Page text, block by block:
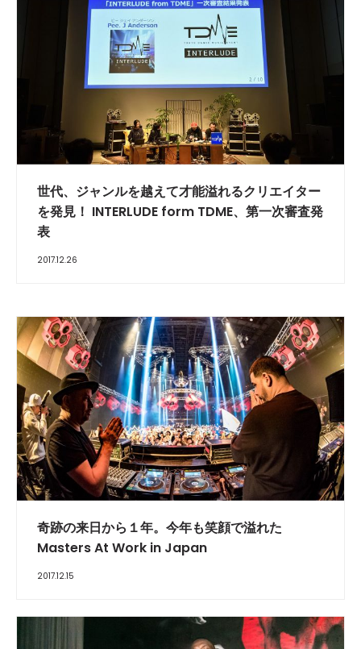
世代、ジャンルを越えて才能溢れるクリエイター
を発見！ INTERLUDE form TDME、第一次審査発
表
2017.12.26
奇跡の来日から１年。今年も笑顔で溢れた
Masters At Work in Japan
2017.12.15